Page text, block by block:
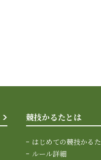
競技かるたとは
はじめての競技かるた
ルール詳細